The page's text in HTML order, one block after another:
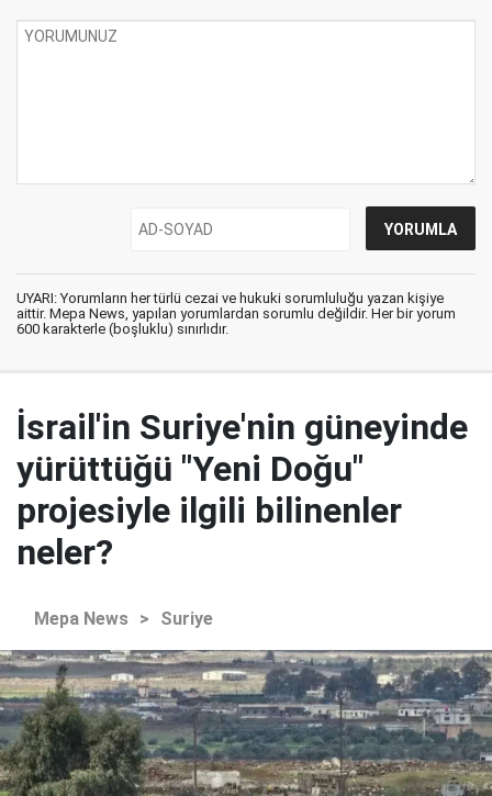
UYARI: Yorumların her türlü cezai ve hukuki sorumluluğu yazan kişiye
aittir. Mepa News, yapılan yorumlardan sorumlu değildir. Her bir yorum
600 karakterle (boşluklu) sınırlıdır.
İsrail'in Suriye'nin güneyinde
yürüttüğü "Yeni Doğu"
projesiyle ilgili bilinenler
neler?
Mepa News > Suriye